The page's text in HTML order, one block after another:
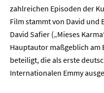
zahlreichen Episoden der
Film stammt von David und
David Safier („Mieses
Hauptautor maßgeblich am
beteiligt, die als erste
Internationalen Emmy